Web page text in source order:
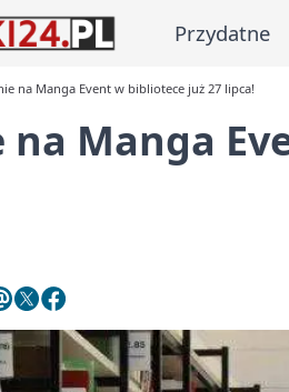
Przydatne
na Manga Event w bibliotece już 27 lipca!
na Manga